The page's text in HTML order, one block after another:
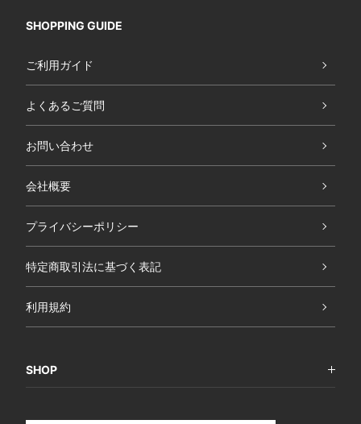
SHOPPING GUIDE
ご利用ガイド
よくあるご質問
お問い合わせ
会社概要
プライバシーポリシー
特定商取引法に基づく表記
利用規約
SHOP